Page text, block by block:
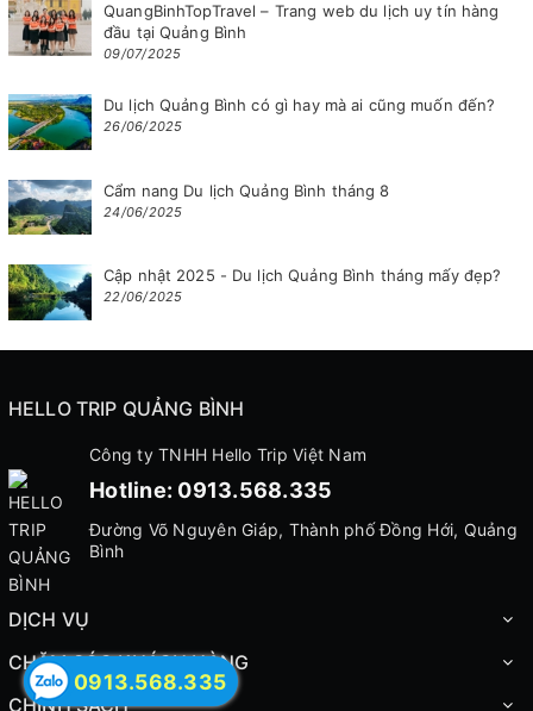
QuangBinhTopTravel – Trang web du lịch uy tín hàng
đầu tại Quảng Bình
09/07/2025
Du lịch Quảng Bình có gì hay mà ai cũng muốn đến?
26/06/2025
Cẩm nang Du lịch Quảng Bình tháng 8
24/06/2025
Cập nhật 2025 - Du lịch Quảng Bình tháng mấy đẹp?
22/06/2025
HELLO TRIP QUẢNG BÌNH
Công ty TNHH Hello Trip Việt Nam
Hotline: 0913.568.335
Đường Võ Nguyên Giáp, Thành phố Đồng Hới, Quảng
Bình
DỊCH VỤ
CHĂM SÓC KHÁCH HÀNG
CHÍNH SÁCH
0913.568.335